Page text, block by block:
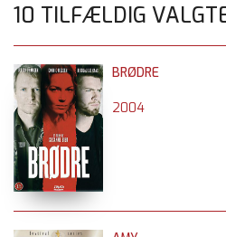
10 TILFÆLDIG
BRØDRE
2004